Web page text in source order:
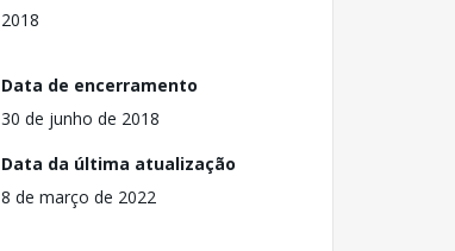
2018
Data de encerramento
30 de junho de 2018
Data da última atualização
8 de março de 2022